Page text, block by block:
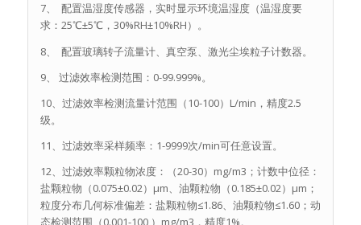
7、 配置温湿度传感器，实时显示环境温湿度（温湿度要
求：25℃±5℃，30%RH±10%RH）。
8、 配置玻璃转子流量计、真空泵、激光尘埃粒子计数器。
9、 过滤效率检测范围：0-99.999%。
10、过滤效率检测流量计范围（10-100）L/min，精度2.5
级。
11、过滤效率采样频率：1-9999次/min可任意设置。
12、过滤效率颗粒物浓度：（20-30）mg/m3；计数中位径：
盐颗粒物（0.075±0.02）μm、油颗粒物（0.185±0.02）μm；
粒度分布几何标准偏差：盐颗粒物≤1.86、油颗粒物≤1.60；动
态检测范围（0.001-100 ）mg/m3，精度1%。